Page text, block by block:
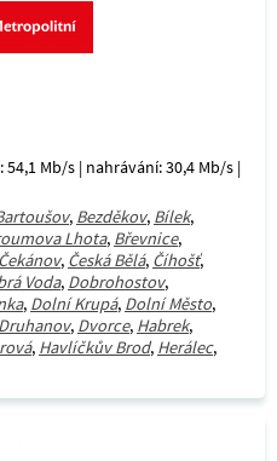
54,1 Mb/s | nahrávání: 30,4 Mb/s |
, Bezděkov, Bílek,
Lhota, Břevnice,
Čekánov, Česká Bělá, Číhošť,
Voda, Dobrohostov,
, Dolní Krupá, Dolní Město,
Druhanov, Dvorce, Habrek,
, Havlíčkův Brod, Herálec,